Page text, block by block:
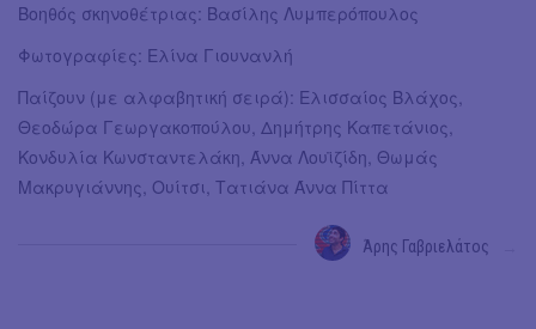
Βοηθός σκηνοθέτριας: Βασίλης Λυμπερόπουλος
Φωτογραφίες: Ελίνα Γιουνανλή
Παίζουν (με αλφαβητική σειρά): Ελισσαίος Βλάχος,
Θεοδώρα Γεωργακοπούλου, Δημήτρης Καπετάνιος,
Κονδυλία Κωνσταντελάκη, Άννα Λουϊζίδη, Θωμάς
Μακρυγιάννης, Ουίτσι, Τατιάνα Άννα Πίττα
Άρης Γαβριελάτος